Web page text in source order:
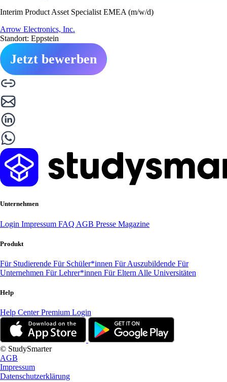
Interim Product Asset Specialist EMEA (m/w/d)
Arrow Electronics, Inc.
Standort: Eppstein
Jetzt bewerben
Unternehmen
Login Impressum FAQ AGB Presse Magazine
Produkt
Für Studierende Für Schüler*innen Für Auszubildende Für
Unternehmen Für Lehrer*innen Für Eltern Alle Universitäten
Help
Help CenterPremium Login
© StudySmarter
AGB
Impressum
Datenschutzerklärung